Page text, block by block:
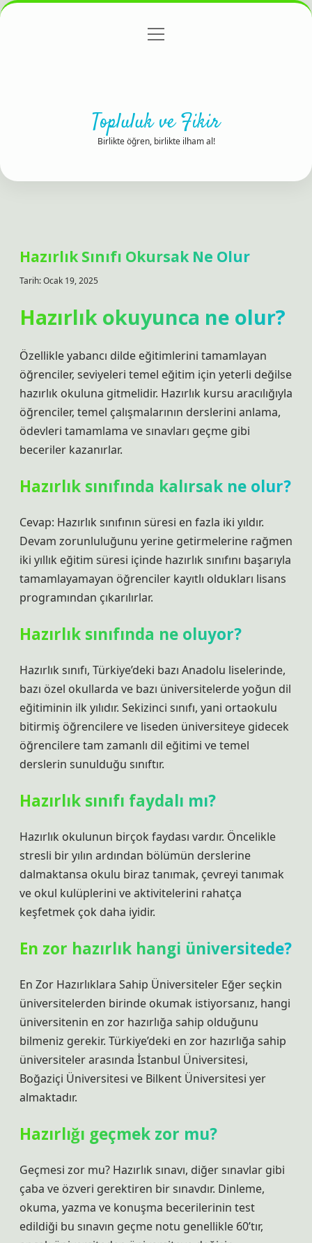
Gizlilik Politikası
menüyü
Topluluk ve Fikir
Birlikte öğren, birlikte ilham al!
Hazırlık Sınıfı Okursak Ne Olur
Tarih: Ocak 19, 2025
Hazırlık okuyunca ne olur?
Özellikle yabancı dilde eğitimlerini tamamlayan
öğrenciler, seviyeleri temel eğitim için yeterli değilse
hazırlık okuluna gitmelidir. Hazırlık kursu aracılığıyla
öğrenciler, temel çalışmalarının derslerini anlama,
ödevleri tamamlama ve sınavları geçme gibi
beceriler kazanırlar.
Hazırlık sınıfında kalırsak ne olur?
Cevap: Hazırlık sınıfının süresi en fazla iki yıldır.
Devam zorunluluğunu yerine getirmelerine rağmen
iki yıllık eğitim süresi içinde hazırlık sınıfını başarıyla
tamamlayamayan öğrenciler kayıtlı oldukları lisans
programından çıkarılırlar.
Hazırlık sınıfında ne oluyor?
Hazırlık sınıfı, Türkiye’deki bazı Anadolu liselerinde,
bazı özel okullarda ve bazı üniversitelerde yoğun dil
eğitiminin ilk yılıdır. Sekizinci sınıfı, yani ortaokulu
bitirmiş öğrencilere ve liseden üniversiteye gidecek
öğrencilere tam zamanlı dil eğitimi ve temel
derslerin sunulduğu sınıftır.
Hazırlık sınıfı faydalı mı?
Hazırlık okulunun birçok faydası vardır. Öncelikle
stresli bir yılın ardından bölümün derslerine
dalmaktansa okulu biraz tanımak, çevreyi tanımak
ve okul kulüplerini ve aktivitelerini rahatça
keşfetmek çok daha iyidir.
En zor hazırlık hangi üniversitede?
En Zor Hazırlıklara Sahip Üniversiteler Eğer seçkin
üniversitelerden birinde okumak istiyorsanız, hangi
üniversitenin en zor hazırlığa sahip olduğunu
bilmeniz gerekir. Türkiye’deki en zor hazırlığa sahip
üniversiteler arasında İstanbul Üniversitesi,
Boğaziçi Üniversitesi ve Bilkent Üniversitesi yer
almaktadır.
Hazırlığı geçmek zor mu?
Geçmesi zor mu? Hazırlık sınavı, diğer sınavlar gibi
çaba ve özveri gerektiren bir sınavdır. Dinleme,
okuma, yazma ve konuşma becerilerinin test
edildiği bu sınavın geçme notu genellikle 60’tır,